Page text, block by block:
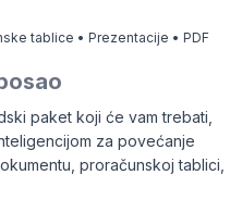
tablice • Prezentacije • PDF
paket koji će vam trebati,
za povećanje
proračunskoj tablici,